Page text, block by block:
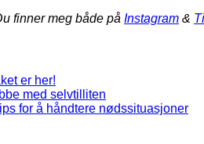
finner meg både på Instagram &
er her!
med selvtilliten
for å håndtere nødssituasjoner